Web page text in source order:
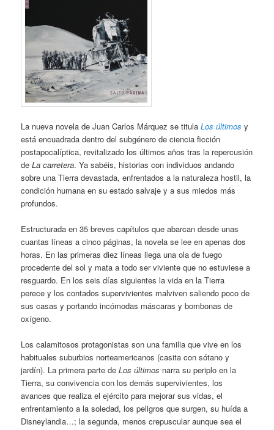
La nueva novela de Juan Carlos Márquez se titulaLos últimos y
está encuadrada dentro del subgénero de ciencia ficción
postapocalíptica, revitalizado los últimos años tras la repercusión
deLa carretera. Ya sabéis, historias con individuos andando
sobre una Tierra devastada, enfrentados a la naturaleza hostil, la
condición humana en su estado salvaje y a sus miedos más
profundos.
Estructurada en 35 breves capítulos que abarcan desde unas
cuantas líneas a cinco páginas, la novela se lee en apenas dos
horas. En las primeras diez líneas llega una ola de fuego
procedente del sol y mata a todo ser viviente que no estuviese a
resguardo. En los seis días siguientes la vida en la Tierra
perece y los contados supervivientes malviven saliendo poco de
sus casas y portando incómodas máscaras y bombonas de
oxígeno.
Los calamitosos protagonistas son una familia que vive en los
habituales suburbios norteamericanos (casita con sótano y
jardín). La primera parte deLos últimos narra su periplo en la
Tierra, su convivencia con los demás supervivientes, los
avances que realiza el ejército para mejorar sus vidas, el
enfrentamiento a la soledad, los peligros que surgen, su huída a
Disneylandia…; la segunda, menos crepuscular aunque sea el